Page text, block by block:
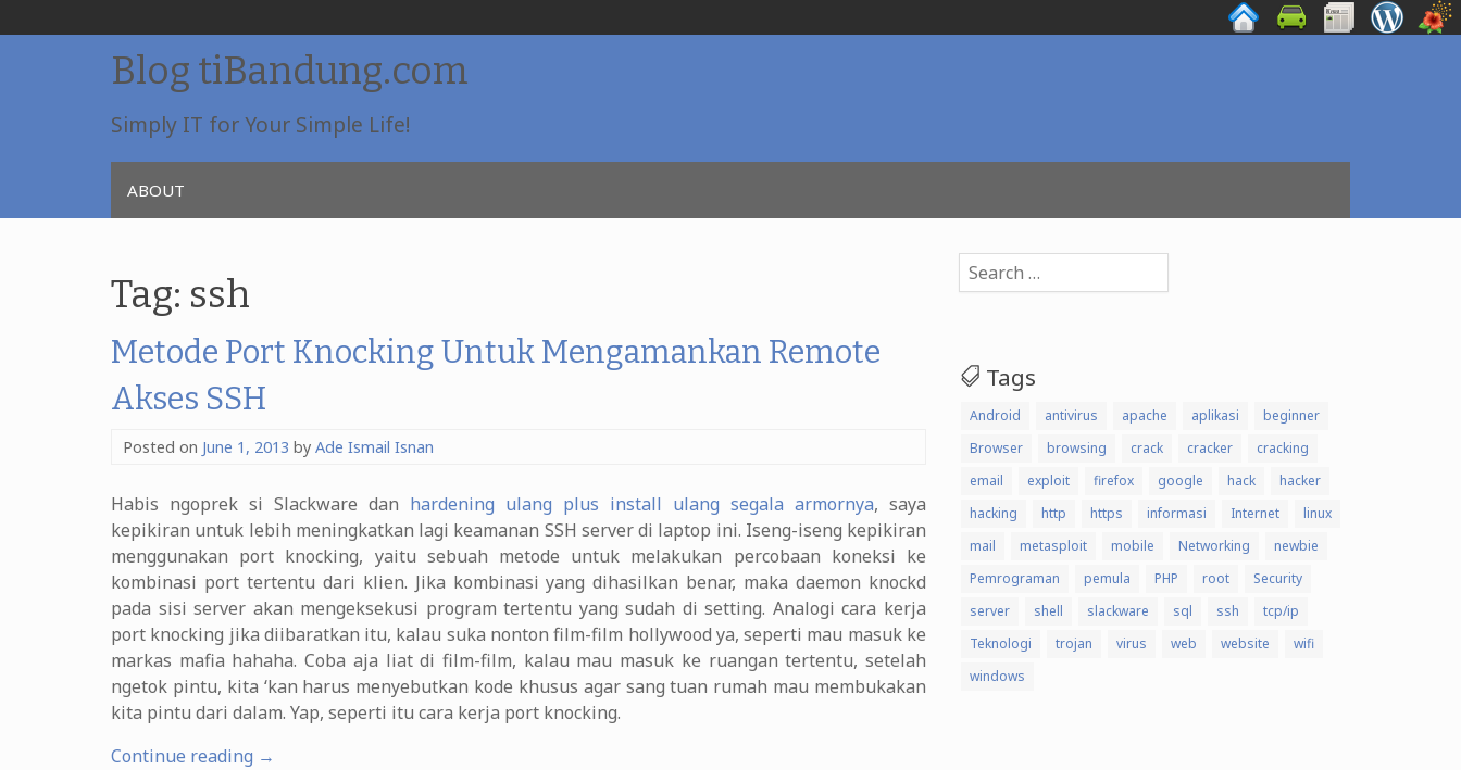
Skip
Blog tiBandung.com
Simply IT for Your Simple Life!
ABOUT
Tag: ssh
Metode Port Knocking Untuk Mengamankan Remote
Akses SSH
Posted on June 1, 2013 by Ade Ismail Isnan
Habis ngoprek si Slackware dan hardening ulang plus install ulang segala armornya, saya
kepikiran untuk lebih meningkatkan lagi keamanan SSH server di laptop ini. Iseng-iseng kepikiran
menggunakan port knocking, yaitu sebuah metode untuk melakukan percobaan koneksi ke
kombinasi port tertentu dari klien. Jika kombinasi yang dihasilkan benar, maka daemon knockd
pada sisi server akan mengeksekusi program tertentu yang sudah di setting. Analogi cara kerja
port knocking jika diibaratkan itu, kalau suka nonton film-film hollywood ya, seperti mau masuk ke
markas mafia hahaha. Coba aja liat di film-film, kalau mau masuk ke ruangan tertentu, setelah
ngetok pintu, kita ‘kan harus menyebutkan kode khusus agar sang tuan rumah mau membukakan
kita pintu dari dalam. Yap, seperti itu cara kerja port knocking.
Continue reading “Metode
→
for:
Tags
Android antivirus apache aplikasi
beginner
Browser
browsing crack cracker
cracking
email
exploit firefox google hack
hacker
hacking
http https informasi Internet
linux
mail
metasploit mobile Networking
newbie
Pemrograman
pemula PHP root
Security
server
shell slackware sql ssh
tcp/ip
Teknologi
trojan virus web website
wifi
windows